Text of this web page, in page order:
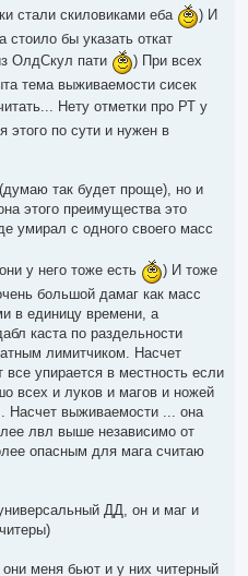
стали скиловиками еба
) И
стоило бы указать откат
ОлдСкул пати
) При всех
тема выживаемости сисек
Нету отметки про РТ у
этого по сути и нужен в
так будет проще), но и
этого преимущества это
умирал с одного своего масс
у него тоже есть
) И тоже
большой дамаг как масс
в единицу времени, а
каста по раздельности
лимитчиком. Насчет
все упирается в местность если
всех и луков и магов и ножей
Насчет выживаемости ... она
лвл выше независимо от
опасным для мага считаю
ДД, он и маг и
меня бьют и у них читерный